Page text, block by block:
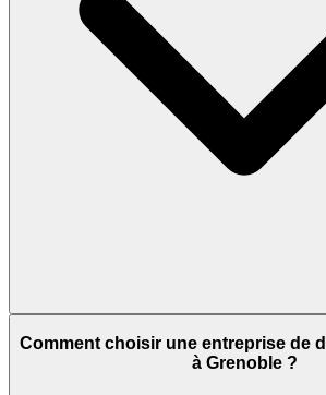
Comment choisir une entreprise de
à Grenoble ?